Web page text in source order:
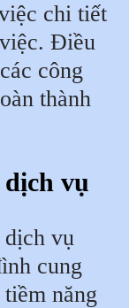
chi tiết
Điều
công
thành
vụ
vụ
cung
năng